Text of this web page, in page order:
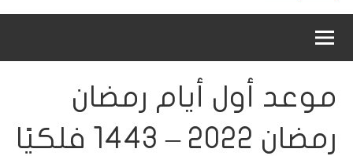
القائمةالقائمة
موعد أول أيام رمضان
رمضان 2022 – 1443 فلكيًا